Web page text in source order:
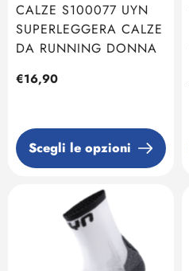
CALZE S100077 UYN
SUPERLEGGERA CALZE
DA RUNNING DONNA
Prezzo
€16,90
Scegli le opzioni